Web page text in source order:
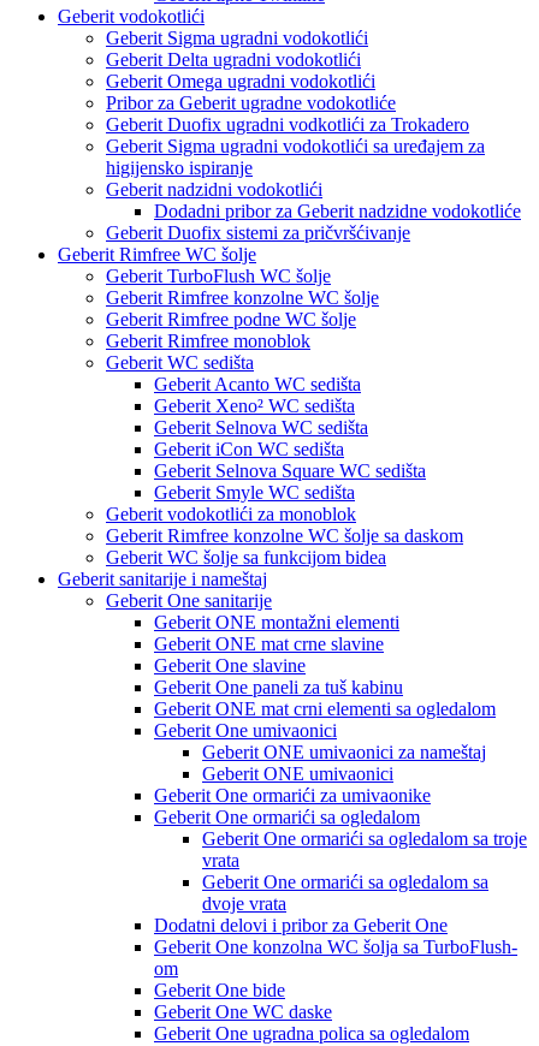
Geberit vodokotlići
Geberit Sigma ugradni vodokotlići
Geberit Delta ugradni vodokotlići
Geberit Omega ugradni vodokotlići
Pribor za Geberit ugradne vodokotliće
Geberit Duofix ugradni vodkotlići za Trokadero
Geberit Sigma ugradni vodokotlići sa uređajem za
higijensko ispiranje
Geberit nadzidni vodokotlići
Dodadni pribor za Geberit nadzidne vodokotliće
Geberit Duofix sistemi za pričvršćivanje
Geberit Rimfree WC šolje
Geberit TurboFlush WC šolje
Geberit Rimfree konzolne WC šolje
Geberit Rimfree podne WC šolje
Geberit Rimfree monoblok
Geberit WC sedišta
Geberit Acanto WC sedišta
Geberit Xeno² WC sedišta
Geberit Selnova WC sedišta
Geberit iCon WC sedišta
Geberit Selnova Square WC sedišta
Geberit Smyle WC sedišta
Geberit vodokotlići za monoblok
Geberit Rimfree konzolne WC šolje sa daskom
Geberit WC šolje sa funkcijom bidea
Geberit sanitarije i nameštaj
Geberit One sanitarije
Geberit ONE montažni elementi
Geberit ONE mat crne slavine
Geberit One slavine
Geberit One paneli za tuš kabinu
Geberit ONE mat crni elementi sa ogledalom
Geberit One umivaonici
Geberit ONE umivaonici za nameštaj
Geberit ONE umivaonici
Geberit One ormarići za umivaonike
Geberit One ormarići sa ogledalom
Geberit One ormarići sa ogledalom sa troje
vrata
Geberit One ormarići sa ogledalom sa
dvoje vrata
Dodatni delovi i pribor za Geberit One
Geberit One konzolna WC šolja sa TurboFlush-
om
Geberit One bide
Geberit One WC daske
Geberit One ugradna polica sa ogledalom